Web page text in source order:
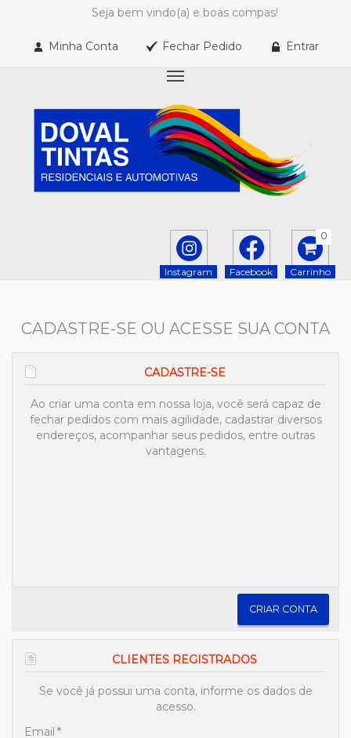
Seja bem vindo(a) e boas compas!
Minha Conta Fechar Pedido Entrar
Carrinho
0
Facebook
Instagram
CADASTRE-SE OU ACESSE SUA CONTA
CADASTRE-SE
Ao criar uma conta em nossa loja, você será capaz de
fechar pedidos com mais agilidade, cadastrar diversos
endereços, acompanhar seus pedidos, entre outras
vantagens.
CRIAR CONTA
CLIENTES REGISTRADOS
Se você já possui uma conta, informe os dados de
acesso.
*
Email